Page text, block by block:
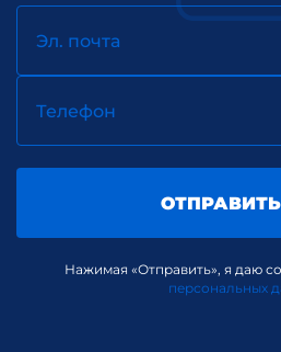
Эл. почта
Телефон
ОТПРАВИТЬ
Нажимая «Отправить», я даю
персональных